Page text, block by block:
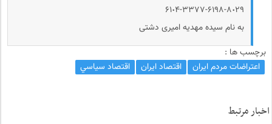
۶۱٠۴-۳۳۷۷-۶۱۹۸-۸٠۲۹
به نام سیده مهدیه امیری دشتی
برچسب ها :
اعتراضات مردم ایران
اقتصاد ایران اقتصاد سياسي
اخبار مرتبط